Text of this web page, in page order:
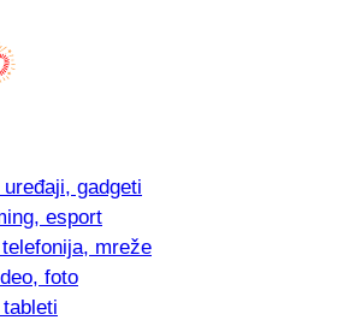
gadgeti
esport
mreže
foto